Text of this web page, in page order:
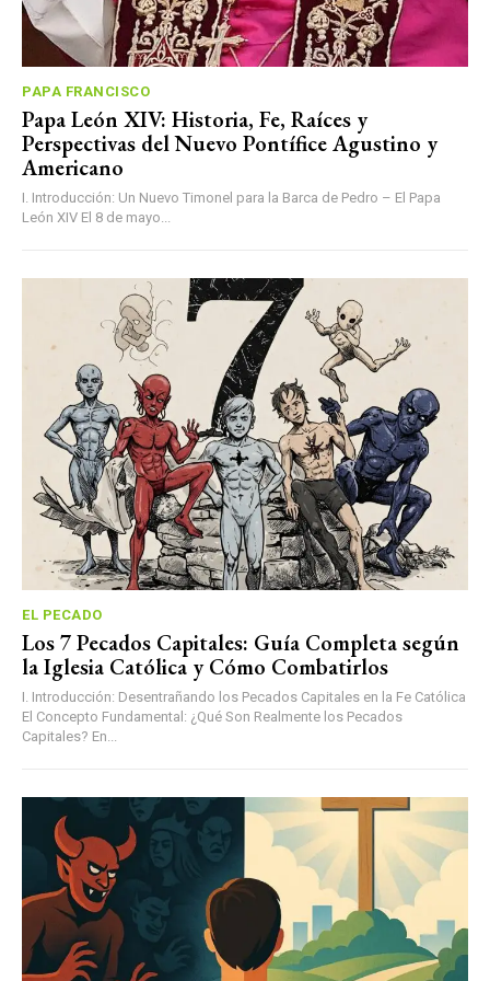
PAPA FRANCISCO
Papa León XIV: Historia, Fe, Raíces y
Perspectivas del Nuevo Pontífice Agustino y
Americano
I. Introducción: Un Nuevo Timonel para la Barca de Pedro – El Papa
León XIV El 8 de mayo...
EL PECADO
Los 7 Pecados Capitales: Guía Completa según
la Iglesia Católica y Cómo Combatirlos
I. Introducción: Desentrañando los Pecados Capitales en la Fe Católica
El Concepto Fundamental: ¿Qué Son Realmente los Pecados
Capitales? En...